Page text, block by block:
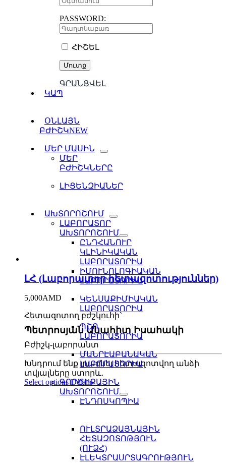
PASSWORD:
ՀԻՇԵԼ
ԳՐԱՆՑՎԵԼ
ԿԱՊ
ՕՆԼԱՅՆ
ԲԺԻՇԿNEW
ՄԵՐ ՄԱՍԻՆ
ՄԵՐ
ԲԺԻՇԿՆԵՐԸ
ԼԻՑԵՆԶԻԱՆԵՐ
ԱԽՏՈՐՈՇՈՒՄ
ԼԱԲՈՐԱՏՈՐ
ԱԽՏՈՐՈՇՈՒՄ
ԸՆԴՀԱՆՈՒՐ
ԿԼԻՆԻԿԱԿԱՆ
ԼԱԲՈՐԱՏՈՐԻԱ
ԻՄՈՒՆՈԼՈԳԻԱԿԱՆ
ԼԱԲՈՐԱՏՈՐԻԱ
ԿԵՆՍԱՔԻՄԻԱԿԱՆ
ԼԱԲՈՐԱՏՈՐԻԱ
ՊՇՌ
ԼԱԲՈՐԱՏՈՐԻԱ
ՄԱՆՐԷԱԲԱՆԱԿԱՆ
ԼԱԲՈՐԱՏՈՐԻԱ
ԳՈՐԾԻՔԱՅԻՆ
ԱԽՏՈՐՈՇՈՒՄ
ԷՆԴՈՍԿՈՊԻԱ
ՈՒԼՏՐԱՁԱՅՆԱՅԻՆ
ՀԵՏԱԶՈՏՈԹՅՈՒՆ
(ՈՒՁՀ)
ԷԼԵԿՏՐԱՍՐՏԱԳՐՈՒԹՅՈՒՆ
ԼՀ (Լաբորատոր հետազոտություններ)
5,000AMD
Հետազոտող բժշկուհի`
Պետրոսյան Անահիտ Իսահակի
Բժիշկ-լաբորանտ
Խնդրում ենք լրացնել հետազոտվող անձի
տվյալները ստորև.
Select options Details